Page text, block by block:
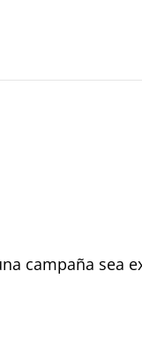
campaña sea